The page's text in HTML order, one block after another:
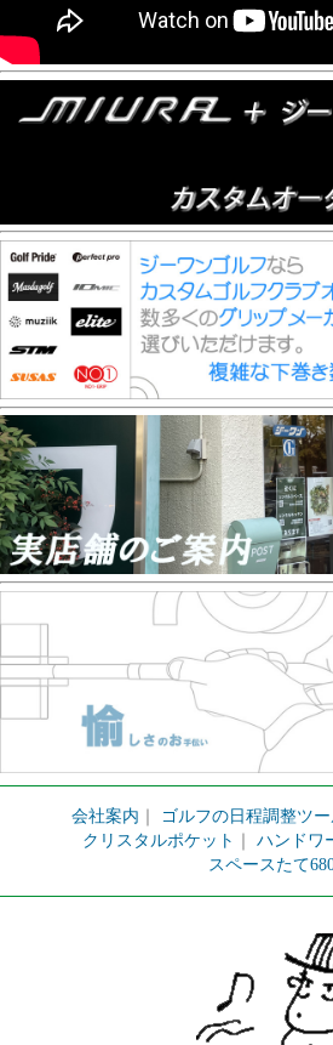
会社案内 ｜ ゴルフの日程調整ツー
クリスタルポケット ｜ ハンドワ
スペースたて